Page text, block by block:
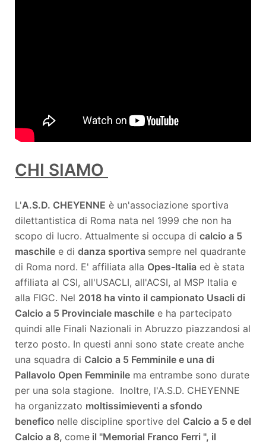
CHI SIAMO
L'A.S.D. CHEYENNE è un'associazione sportiva
dilettantistica di Roma nata nel 1999 che non ha
scopo di lucro. Attualmente si occupa di calcio a 5
maschile e di danza sportiva sempre nel quadrante
di Roma nord. E' affiliata alla Opes-Italia ed è stata
affiliata al CSI, all'USACLI, all'ACSI, al MSP Italia e
alla FIGC. Nel 2018 ha vinto il campionato Usacli di
Calcio a 5 Provinciale maschile e ha partecipato
quindi alle Finali Nazionali in Abruzzo piazzandosi al
terzo posto. In questi anni sono state create anche
una squadra di Calcio a 5 Femminile e una di
Pallavolo Open Femminile ma entrambe sono durate
per una sola stagione. Inoltre, l'A.S.D. CHEYENNE
ha organizzato moltissimieventi a sfondo
benefico nelle discipline sportive del Calcio a 5 e del
Calcio a 8, come il "Memorial Franco Ferri ", il